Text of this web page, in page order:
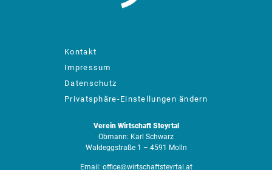
Kontakt
Impressum
Datenschutz
Privatsphäre-Einstellungen ändern
Verein Wirtschaft Steyrtal
Obmann: Karl Schwarz
Waldeggstraße 1 – 4591 Molln
Email: office@wirtschaftsteyrtal.at